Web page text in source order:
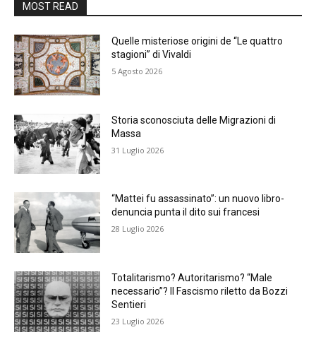
MOST READ
Quelle misteriose origini de “Le quattro
stagioni” di Vivaldi
5 Agosto 2026
Storia sconosciuta delle Migrazioni di
Massa
31 Luglio 2026
“Mattei fu assassinato”: un nuovo libro-
denuncia punta il dito sui francesi
28 Luglio 2026
Totalitarismo? Autoritarismo? “Male
necessario”? Il Fascismo riletto da Bozzi
Sentieri
23 Luglio 2026